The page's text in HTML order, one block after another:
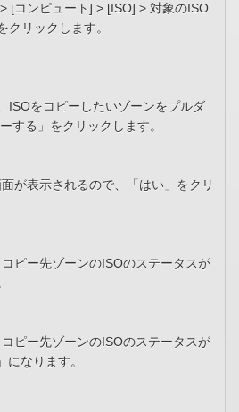
[コンピュート] > [ISO] > 対象のISO
クリックします。
ISOをコピーしたいゾーンをプルダ
する」をクリックします。
が表示されるので、「はい」をクリ
ピー先ゾーンのISOのステータスが
ピー先ゾーンのISOのステータスが
になります。